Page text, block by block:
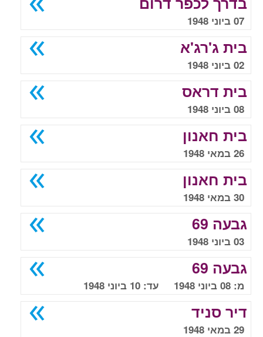
07 ביוני 1948
בית ג'רג'א
02 ביוני 1948
בית דראס
08 ביוני 1948
בית חאנון
26 במאי 1948
בית חאנון
30 במאי 1948
גבעה 69
03 ביוני 1948
גבעה 69
מ: 08 ביוני 1948 עד: 10 ביוני 1948
דיר סניד
29 במאי 1948